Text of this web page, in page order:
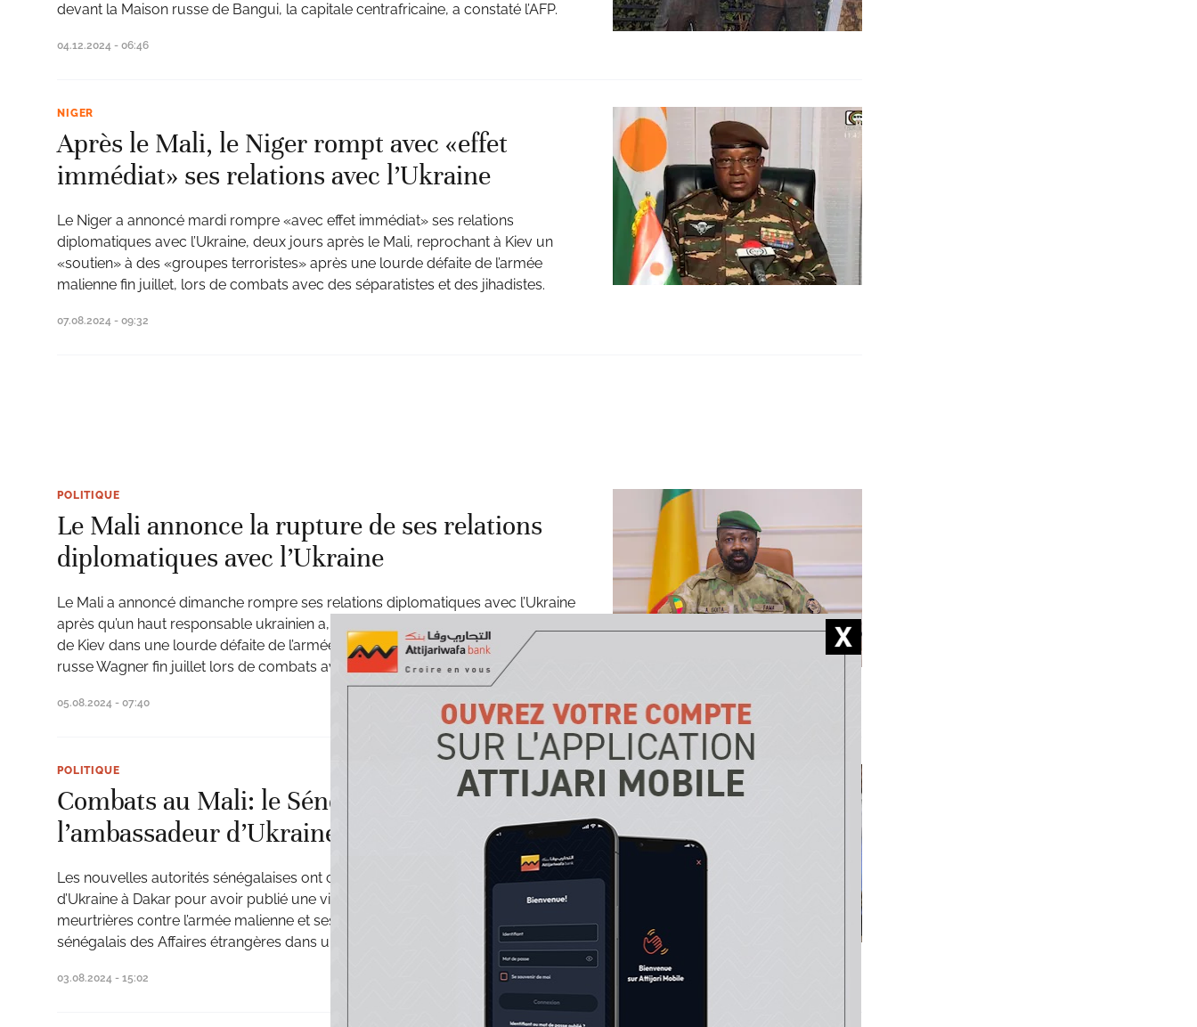
devant la Maison russe de Bangui, la capitale centrafricaine, a constaté l’AFP.
04.12.2024 - 06:46
NIGER
Après le Mali, le Niger rompt avec «effet
immédiat» ses relations avec l’Ukraine
Le Niger a annoncé mardi rompre «avec effet immédiat» ses relations
diplomatiques avec l’Ukraine, deux jours après le Mali, reprochant à Kiev un
«soutien» à des «groupes terroristes» après une lourde défaite de l’armée
malienne fin juillet, lors de combats avec des séparatistes et des jihadistes.
07.08.2024 - 09:32
POLITIQUE
Le Mali annonce la rupture de ses relations
diplomatiques avec l’Ukraine
Le Mali a annoncé dimanche rompre ses relations diplomatiques avec l’Ukraine
après qu’un haut responsable ukrainien a, selon Bamako, avoué «l’implication»
de Kiev dans une lourde défaite de l’armée malienne et du groupe paramilitaire
russe Wagner fin juillet lors de combats avec les séparatistes et des jihadistes.
05.08.2024 - 07:40
POLITIQUE
Combats au Mali: le Sénégal convoque
l’ambassadeur d’Ukraine à Dakar
Les nouvelles autorités sénégalaises ont convoqué samedi l’ambassadeur
d’Ukraine à Dakar pour avoir publié une vidéo de soutien aux récentes attaques
meurtrières contre l’armée malienne et ses alliés russes, a indiqué le ministère
sénégalais des Affaires étrangères dans un communiqué.
03.08.2024 - 15:02